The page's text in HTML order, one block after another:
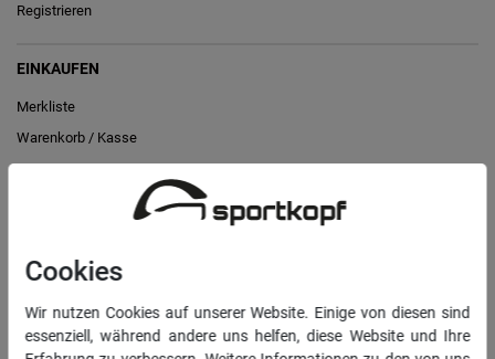
Registrieren
EINKAUFEN
Merkliste
Warenkorb / Kasse
Vertrag widerrufen
Daten­schutz­erklärung
Cookies
Wir nutzen Cookies auf unserer Website. Einige von diesen sind
essenziell, während andere uns helfen, diese Website und Ihre